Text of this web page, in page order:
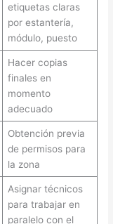
etiquetas claras
por estantería,
módulo, puesto
Hacer copias
finales en
momento
adecuado
Obtención previa
de permisos para
la zona
Asignar técnicos
para trabajar en
paralelo con el